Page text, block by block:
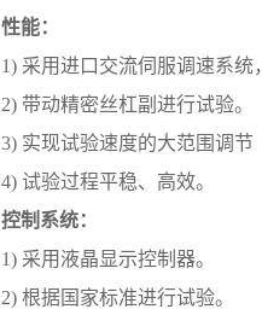
性能：
1) 采用进口交流伺服调速系统
2) 带动精密丝杠副进行试验。
3) 实现试验速度的大范围调节
4) 试验过程平稳、高效。
控制系统：
1) 采用液晶显示控制器。
2) 根据国家标准进行试验。